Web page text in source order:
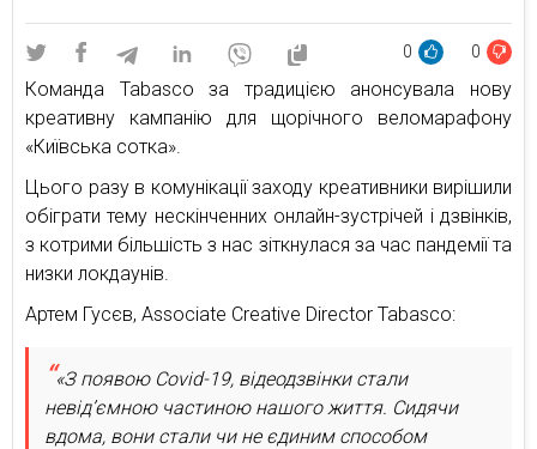
0 0
Команда Tabasco за традицією анонсувала нову
креативну кампанію для щорічного веломарафону
«Київська сотка».
Цього разу в комунікації заходу креативники вирішили
обіграти тему нескінченних онлайн-зустрічей і дзвінків,
з котрими більшість з нас зіткнулася за час пандемії та
низки локдаунів.
Артем Гусєв, Associate Creative Director Tabasco:
«З появою Covid-19, відеодзвінки стали
невід’ємною частиною нашого життя. Сидячи
вдома, вони стали чи не єдиним способом